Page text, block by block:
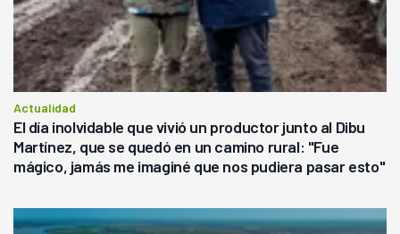
Actualidad
El día inolvidable que vivió un productor junto al Dibu
Martínez, que se quedó en un camino rural: "Fue
mágico, jamás me imaginé que nos pudiera pasar esto"